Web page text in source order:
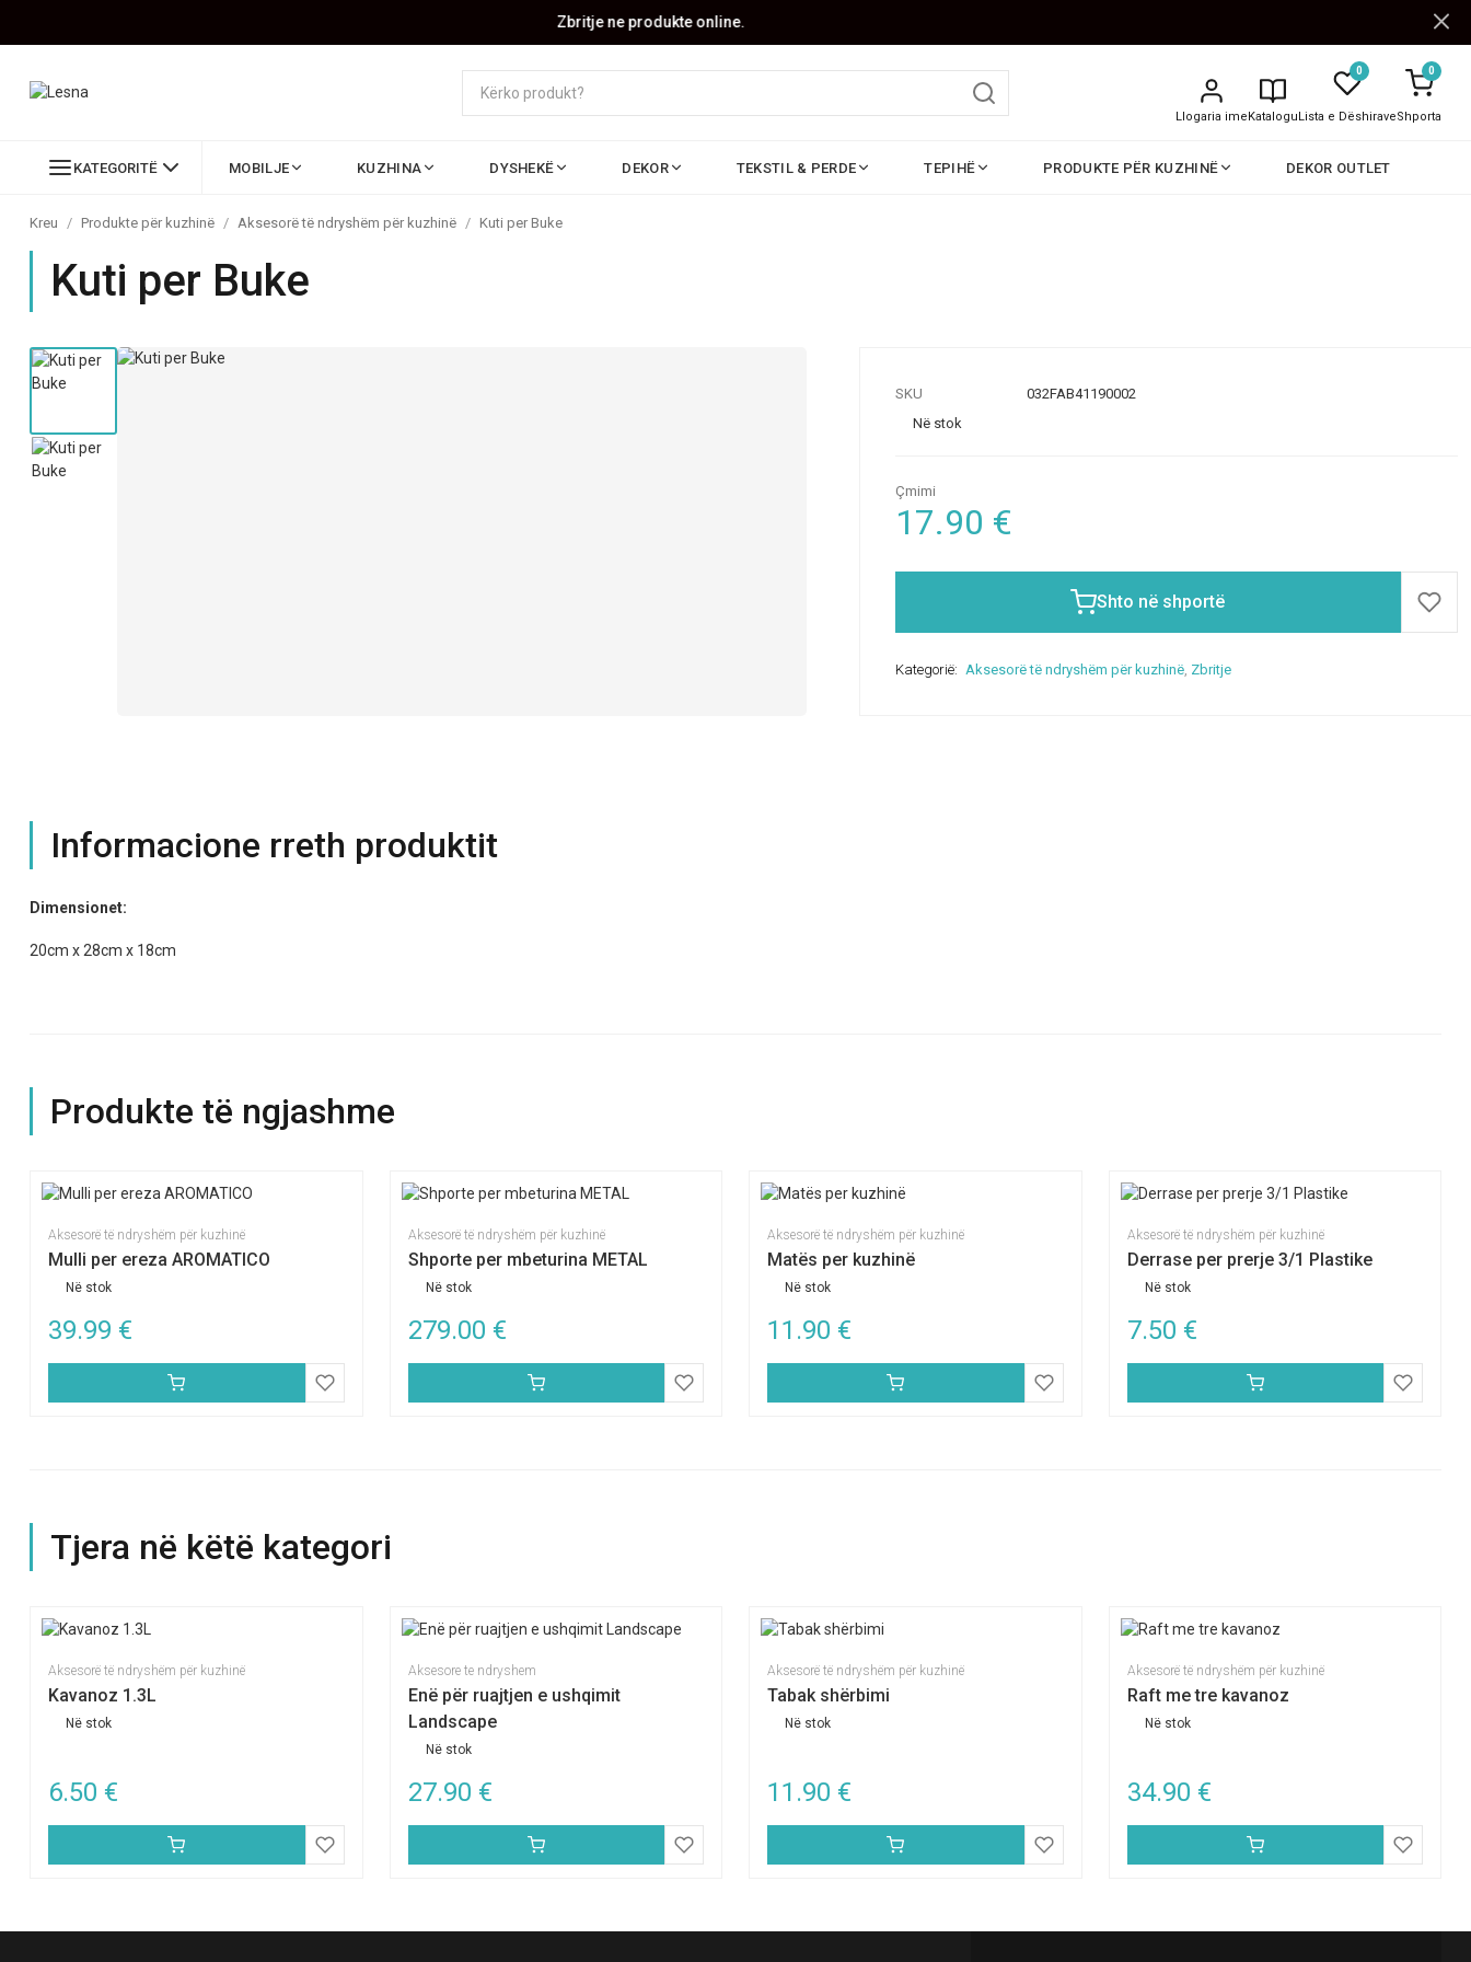
Zbritje ne produkte online.
Llogaria imeKatalogu
0
Lista e Dëshirave
0
Shporta
KATEGORITË MOBILJE KUZHINA DYSHEKË DEKOR TEKSTIL & PERDE TEPIHË PRODUKTE PËR KUZHINË DEKOR OUTLET
Kreu / Produkte për kuzhinë / Aksesorë të ndryshëm për kuzhinë / Kuti per Buke
Kuti per Buke
SKU
032FAB41190002
Në stok
Çmimi
17.90 €
Shto në shportë
Kategorië: Aksesorë të ndryshëm për kuzhinë, Zbritje
Informacione rreth produktit
Dimensionet:
20cm x 28cm x 18cm
Produkte të ngjashme
Aksesorë të ndryshëm për kuzhinë
Mulli per ereza AROMATICO
Në stok
39.99 €
Aksesorë të ndryshëm për kuzhinë
Shporte per mbeturina METAL
Në stok
279.00 €
Aksesorë të ndryshëm për kuzhinë
Matës per kuzhinë
Në stok
11.90 €
Aksesorë të ndryshëm për kuzhinë
Derrase per prerje 3/1 Plastike
Në stok
7.50 €
Tjera në këtë kategori
Aksesorë të ndryshëm për kuzhinë
Kavanoz 1.3L
Në stok
6.50 €
Aksesore te ndryshem
Enë për ruajtjen e ushqimit
Landscape
Në stok
27.90 €
Aksesorë të ndryshëm për kuzhinë
Tabak shërbimi
Në stok
11.90 €
Aksesorë të ndryshëm për kuzhinë
Raft me tre kavanoz
Në stok
34.90 €